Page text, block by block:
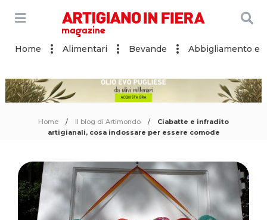
Home Alimentari Bevande Abbigliamento e
Home Il blog di Artimondo
Ciabatte e infradito
artigianali, cosa indossare per essere comode